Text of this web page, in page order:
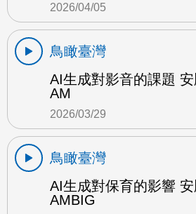
2026/04/05
鳥瞰臺灣
AI生成對影音的課題
AM
2026/03/29
鳥瞰臺灣
AI生成對保育的影響
AMBIG